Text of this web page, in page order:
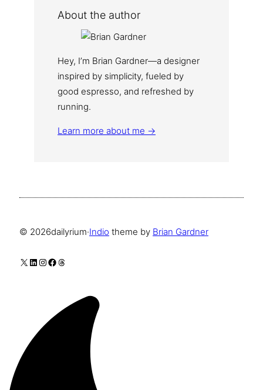
About the author
Hey, I’m Brian Gardner—a designer
inspired by simplicity, fueled by
good espresso, and refreshed by
running.
Learn more about me →
© 2026dailyrium·Indio theme by Brian Gardner
X LinkedIn
Instagram
Facebook
Threads